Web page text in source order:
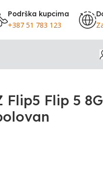
Podrška kupcima
+387 51 783 123
Flip 5